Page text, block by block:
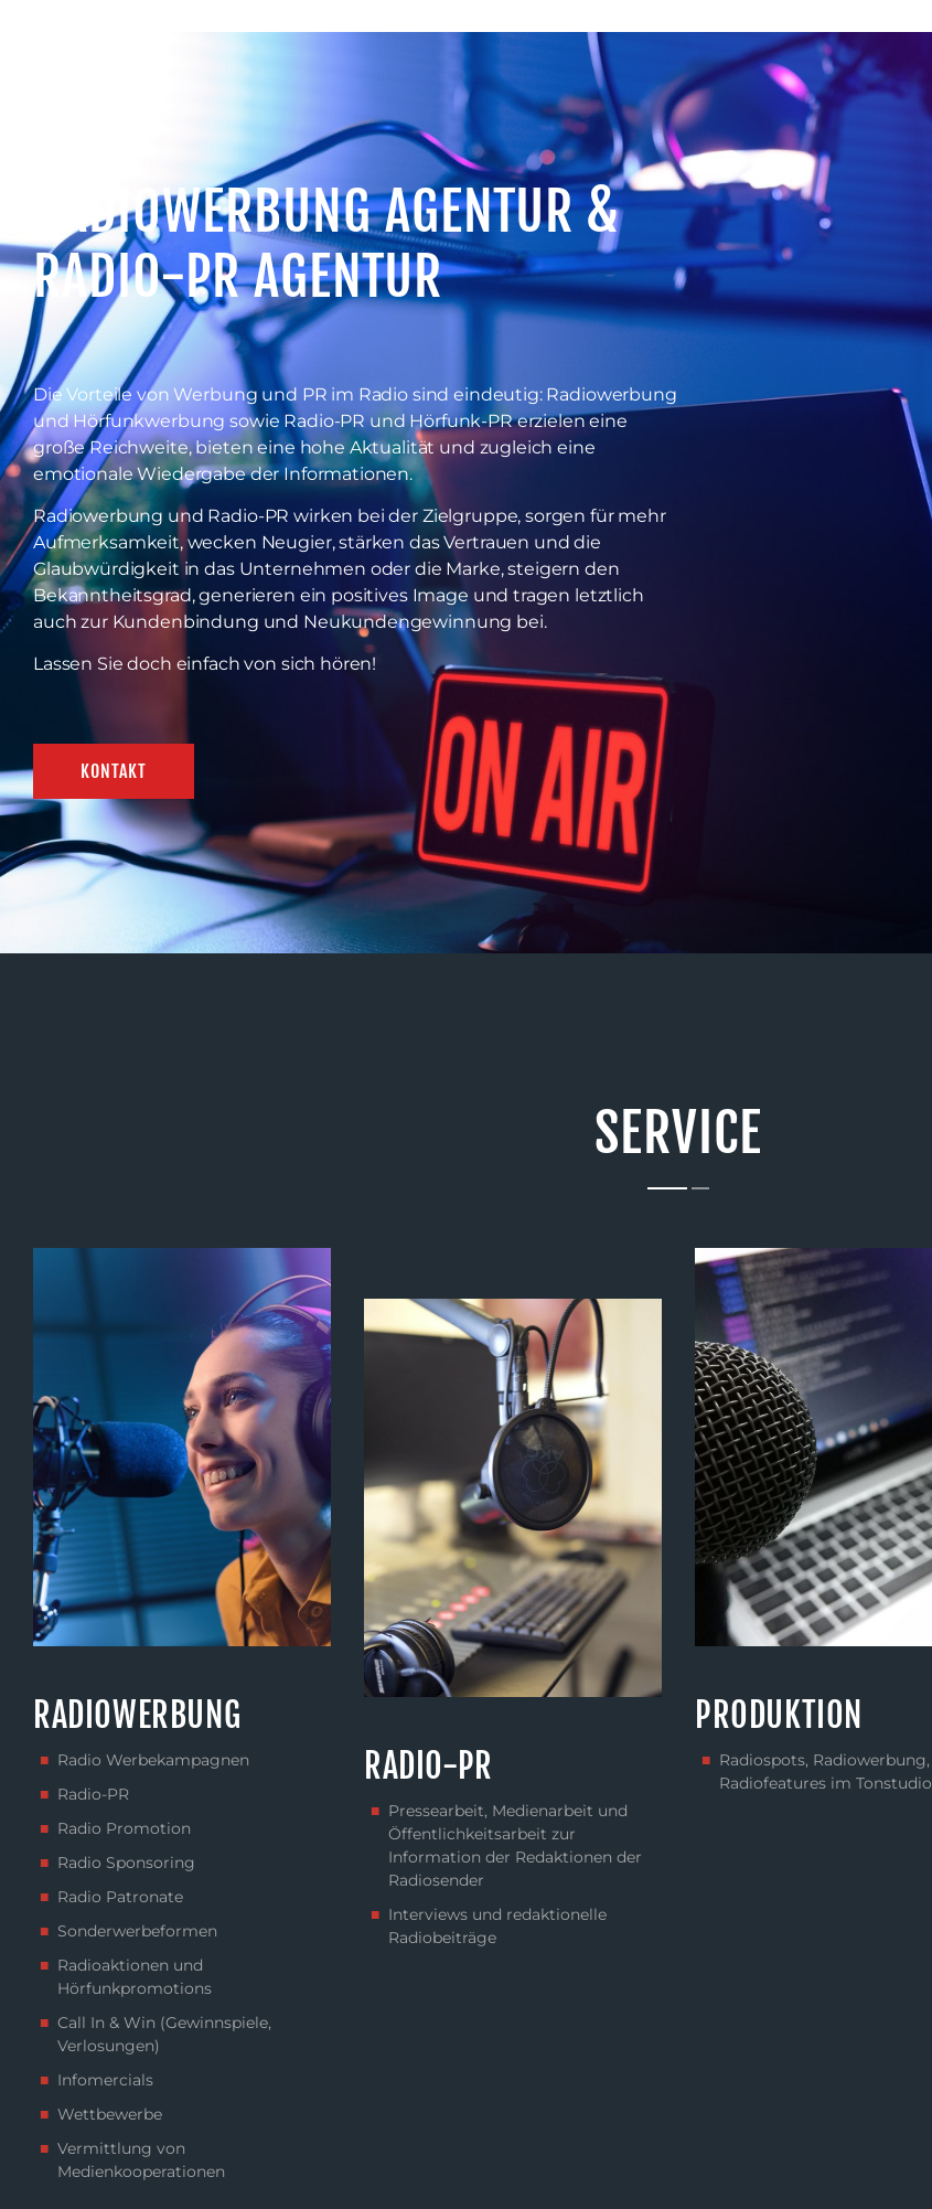
RADIOWERBUNG AGENTUR &
RADIO-PR AGENTUR
Die Vorteile von Werbung und PR im Radio sind eindeutig: Radiowerbung
und Hörfunkwerbung sowie Radio-PR und Hörfunk-PR erzielen eine
große Reichweite, bieten eine hohe Aktualität und zugleich eine
emotionale Wiedergabe der Informationen.
Radiowerbung und Radio-PR wirken bei der Zielgruppe, sorgen für mehr
Aufmerksamkeit, wecken Neugier, stärken das Vertrauen und die
Glaubwürdigkeit in das Unternehmen oder die Marke, steigern den
Bekanntheitsgrad, generieren ein positives Image und tragen letztlich
auch zur Kundenbindung und Neukundengewinnung bei.
Lassen Sie doch einfach von sich hören!
KONTAKT
SERVICE
RADIOWERBUNG
Radio Werbekampagnen
Radio-PR
Radio Promotion
Radio Sponsoring
Radio Patronate
Sonderwerbeformen
Radioaktionen und
Hörfunkpromotions
Call In & Win (Gewinnspiele,
Verlosungen)
Infomercials
Wettbewerbe
Vermittlung von
Medienkooperationen
RADIO-PR
Pressearbeit, Medienarbeit und
Öffentlichkeitsarbeit zur
Information der Redaktionen der
Radiosender
Interviews und redaktionelle
Radiobeiträge
PRODUKTION
Radiospots, Radiowerbung,
Radiofeatures im Tonstudio​